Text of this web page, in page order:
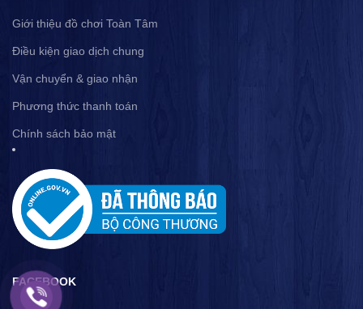
Giới thiệu đồ chơi Toàn Tâm
Điều kiện giao dịch chung
Vận chuyển & giao nhận
Phương thức thanh toán
Chính sách bảo mật
FACEBOOK